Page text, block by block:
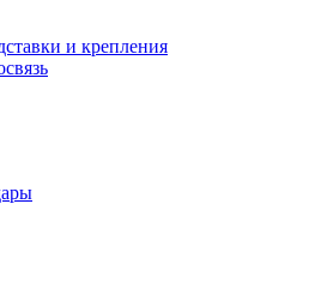
и крепления